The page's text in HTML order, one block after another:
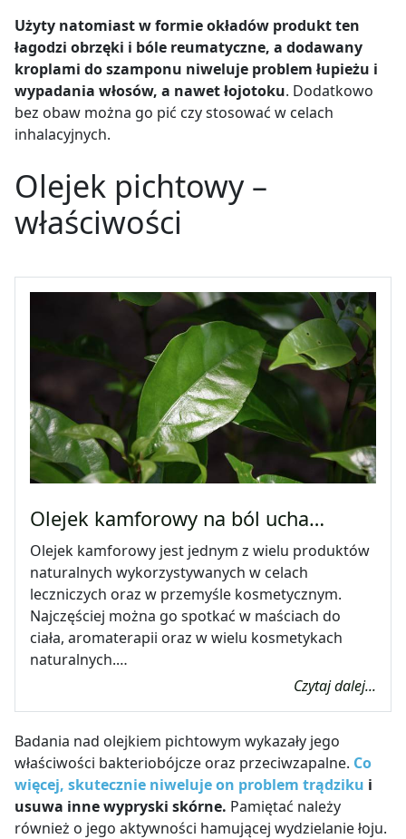
Użyty natomiast w formie okładów produkt ten
łagodzi obrzęki i bóle reumatyczne, a dodawany
kroplami do szamponu niweluje problem łupieżu i
wypadania włosów, a nawet łojotoku. Dodatkowo
bez obaw można go pić czy stosować w celach
inhalacyjnych.
Olejek pichtowy –
właściwości
Olejek kamforowy na ból ucha…
Olejek kamforowy jest jednym z wielu produktów
naturalnych wykorzystywanych w celach
leczniczych oraz w przemyśle kosmetycznym.
Najczęściej można go spotkać w maściach do
ciała, aromaterapii oraz w wielu kosmetykach
naturalnych.…
Czytaj dalej...
Badania nad olejkiem pichtowym wykazały jego
właściwości bakteriobójcze oraz przeciwzapalne. Co
więcej, skutecznie niweluje on problem trądziku i
usuwa inne wypryski skórne. Pamiętać należy
również o jego aktywności hamującej wydzielanie łoju.